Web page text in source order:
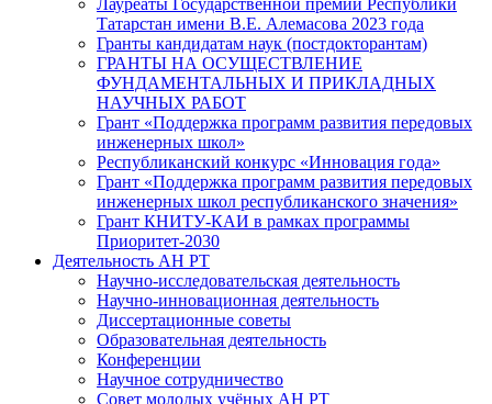
Татарстан имени В.Е. Алемасова 2023 года
Гранты кандидатам наук (постдокторантам)
ГРАНТЫ НА ОСУЩЕСТВЛЕНИЕ
ФУНДАМЕНТАЛЬНЫХ И ПРИКЛАДНЫХ
НАУЧНЫХ РАБОТ
Грант «Поддержка программ развития передовых
инженерных школ»
Республиканский конкурс «Инновация года»
Грант «Поддержка программ развития передовых
инженерных школ республиканского значения»
Грант КНИТУ-КАИ в рамках программы
Приоритет-2030
Деятельность АН РТ
Научно-исследовательская деятельность
Научно-инновационная деятельность
Диссертационные советы
Образовательная деятельность
Конференции
Научное сотрудничество
Совет молодых учёных АН РТ